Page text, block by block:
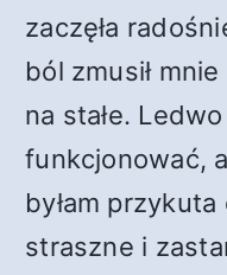
zaczęła
ból zmusił
na stałe.
funkcjonować,
byłam przykuta
straszne i